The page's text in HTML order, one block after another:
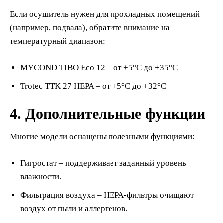
Если осушитель нужен для прохладных помещений
(например, подвала), обратите внимание на
температурный диапазон:
MYCOND TIBO Eco 12 – от +5°C до +35°C
Trotec TTK 27 HEPA – от +5°C до +32°C
4. Дополнительные функции
Многие модели оснащены полезными функциями:
Гигростат – поддерживает заданный уровень
влажности.
Фильтрация воздуха – HEPA-фильтры очищают
воздух от пыли и аллергенов.